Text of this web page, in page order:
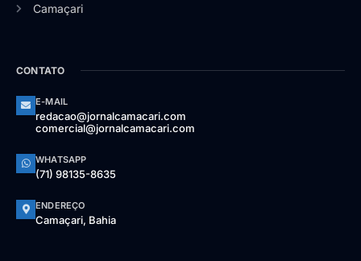
Camaçari
CONTATO
E-MAIL
redacao@jornalcamacari.com
comercial@jornalcamacari.com
WHATSAPP
(71) 98135-8635
ENDEREÇO
Camaçari, Bahia